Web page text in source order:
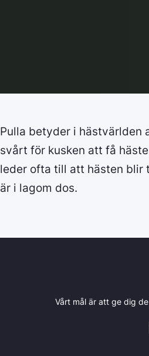
Pulla betyder i hästvärlden
svårt för kusken att få
leder ofta till att hästen blir
är i lagom dos.
Vårt mål är att ge dig